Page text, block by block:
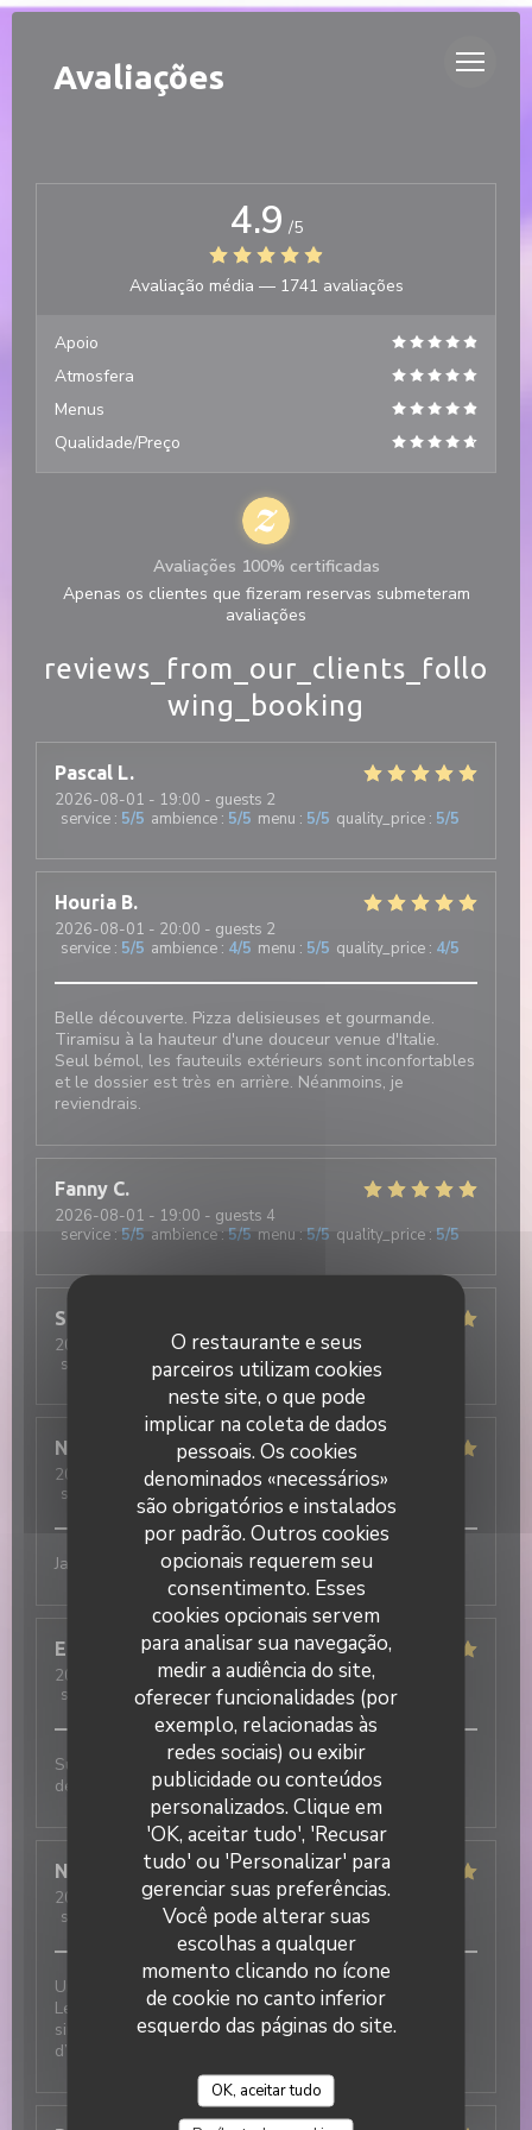
Painel de Gerenciamento de Cookies
O restaurante e seus
parceiros utilizam cookies
neste site, o que pode
implicar na coleta de dados
pessoais. Os cookies
denominados «necessários»
são obrigatórios e instalados
por padrão. Outros cookies
opcionais requerem seu
consentimento. Esses
cookies opcionais servem
para analisar sua navegação,
medir a audiência do site,
oferecer funcionalidades (por
exemplo, relacionadas às
redes sociais) ou exibir
publicidade ou conteúdos
personalizados. Clique em
'OK, aceitar tudo', 'Recusar
tudo' ou 'Personalizar' para
gerenciar suas preferências.
Você pode alterar suas
escolhas a qualquer
momento clicando no ícone
de cookie no canto inferior
esquerdo das páginas do site.
OK, aceitar tudo
DUETTO
Avaliações
reviews_from_our_clients_follo
wing_booking
Pascal L
2026-08-01 - 19:00 - guests 2
service : 5/5 ambience : 5/5 menu : 5/5 quality_price : 5/5
Houria B
2026-08-01 - 20:00 - guests 2
service : 5/5 ambience : 4/5 menu : 5/5 quality_price : 4/5
Belle découverte. Pizza delisieuses et gourmande.
Tiramisu à la hauteur d'une douceur venue d'Italie.
Seul bémol, les fauteuils extérieurs sont inconfortables
et le dossier est très en arrière. Néanmoins, je
reviendrais.
Fanny C
2026-08-01 - 19:00 - guests 4
service : 5/5 ambience : 5/5 menu : 5/5 quality_price : 5/5
Stéphanie
2026-07-31
- 19:30 - guests 4
service
ambience: 5 /5 menu:5/5 quality_price
Nathan
2026-07-31- 20:15 - guests 3
service
ambience 5 /5 menu quality_price
Jamais déçu !! Excellent
Elisa
2026-07-31
- 19:30 - guests 3
service
/5 ambience: 5/5 menu:5/5 quality_price
Super ambiance, service impeccable et tout est
délicieux !!!
Nicolas
2026-07-31- 12:30 - guests 2
service
ambience: 5/5 menu:5/5 quality_price
Une excellente adresse italienne au cœur du village !
Les plats sont délicieux et le service est tout
simplement incroyable : chaleureux, attentionné et
d’une grande gentillesse.
4.9 /5
Avaliação média — 1741 avaliações
Apoio
Atmosfera
Menus
Qualidade/Preço
Avaliações 100% certificadas
Apenas os clientes que fizeram reservas submeteram
avaliações
DUETTO